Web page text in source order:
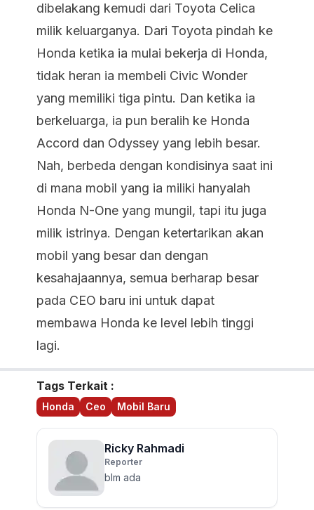
dibelakang kemudi dari Toyota Celica
milik keluarganya. Dari Toyota pindah ke
Honda ketika ia mulai bekerja di Honda,
tidak heran ia membeli Civic Wonder
yang memiliki tiga pintu. Dan ketika ia
berkeluarga, ia pun beralih ke Honda
Accord dan Odyssey yang lebih besar.
Nah, berbeda dengan kondisinya saat ini
di mana mobil yang ia miliki hanyalah
Honda N-One yang mungil, tapi itu juga
milik istrinya. Dengan ketertarikan akan
mobil yang besar dan dengan
kesahajaannya, semua berharap besar
pada CEO baru ini untuk dapat
membawa Honda ke level lebih tinggi
lagi.
Tags Terkait :
Honda Ceo Mobil Baru
Ricky Rahmadi
Reporter
blm ada